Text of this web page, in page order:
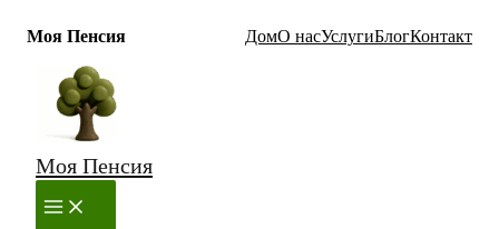
Моя Пенсия ДомО насУслугиБлогКонтакт
Перейти
содержимому
Моя Пенсия
MAIN
MENU